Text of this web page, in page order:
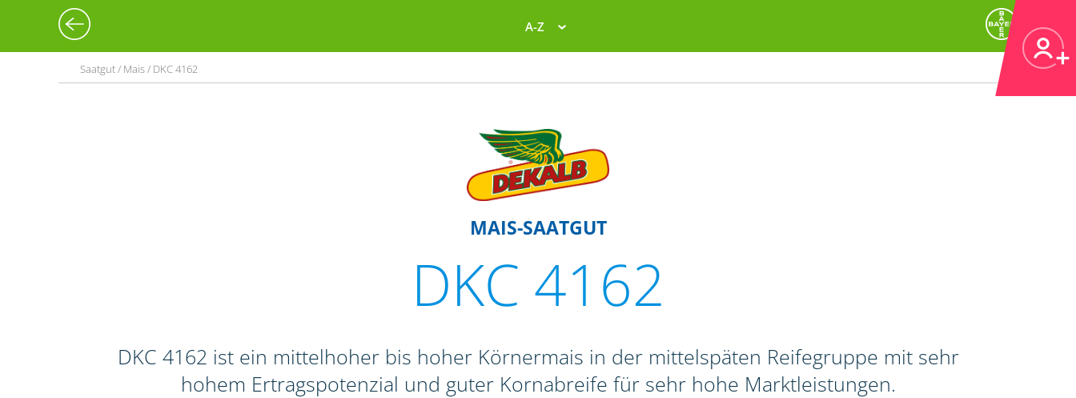
A-Z
Saatgut / Mais / DKC 4162
MAIS-SAATGUT
DKC 4162
DKC 4162 ist ein mittelhoher bis hoher Körnermais in der mittelspäten Reifegruppe mit sehr
hohem Ertragspotenzial und guter Kornabreife für sehr hohe Marktleistungen.